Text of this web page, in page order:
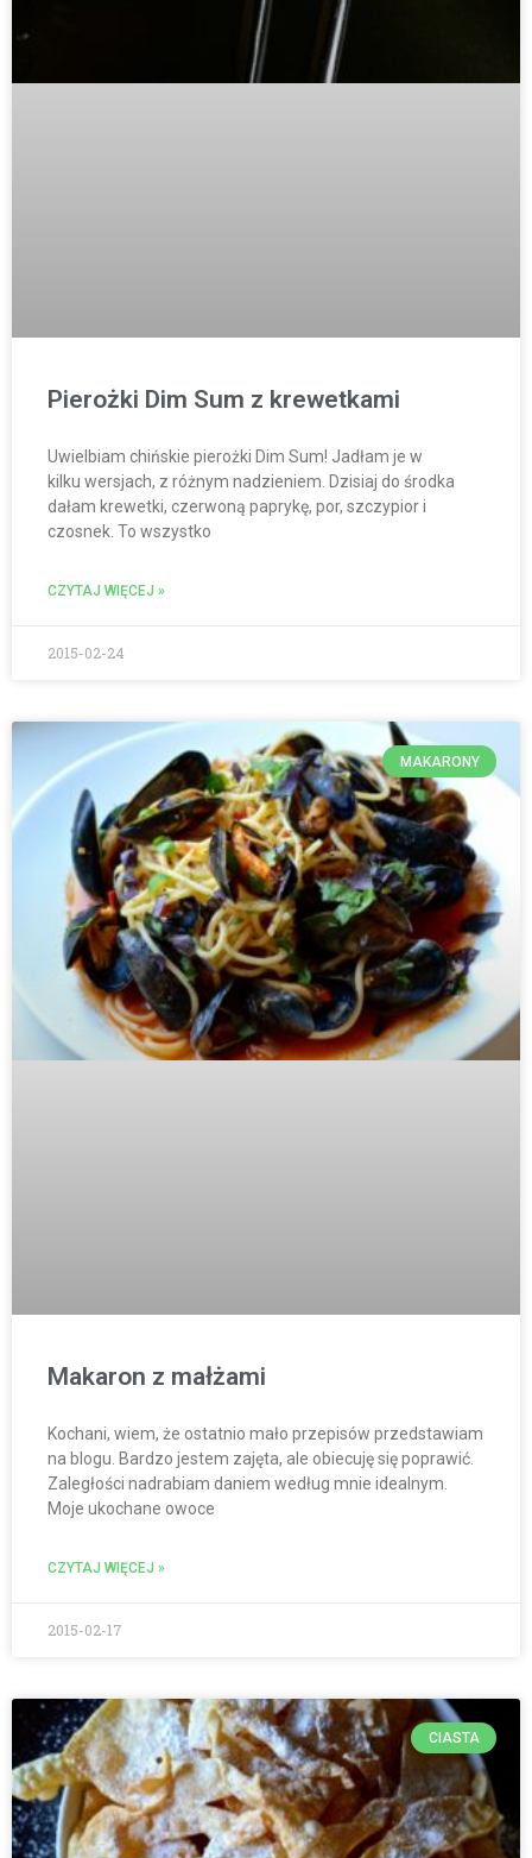
Pierożki Dim Sum z krewetkami
Uwielbiam chińskie pierożki Dim Sum! Jadłam je w
kilku wersjach, z różnym nadzieniem. Dzisiaj do środka
dałam krewetki, czerwoną paprykę, por, szczypior i
czosnek. To wszystko
CZYTAJ WIĘCEJ »
2015-02-24
MAKARONY
Makaron z małżami
Kochani, wiem, że ostatnio mało przepisów przedstawiam
na blogu. Bardzo jestem zajęta, ale obiecuję się poprawić.
Zaległości nadrabiam daniem według mnie idealnym.
Moje ukochane owoce
CZYTAJ WIĘCEJ »
2015-02-17
CIASTA